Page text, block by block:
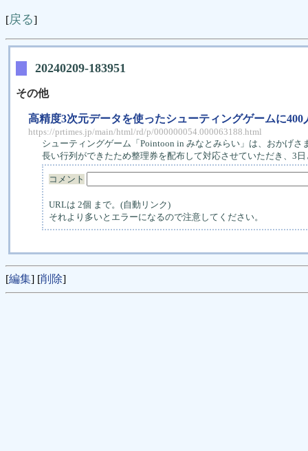
[戻る]
20240209-183951
その他
高精度3次元データを使ったシューティングゲームに400
https://prtimes.jp/main/html/rd/p/000000054.000063188.html
シューティングゲーム「Pointoon in みなとみらい」は、おかげ
長い行列ができたため整理券を配布して対応させていただき、3
コメント
URLは 2個 まで。(自動リンク)
それより多いとエラーになるので注意してください。
[編集] [削除]